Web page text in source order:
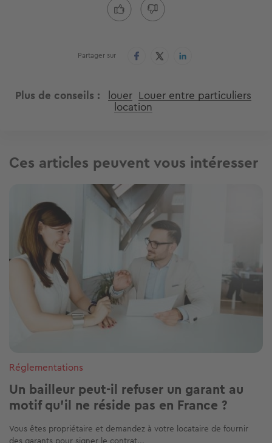
Partager sur
Plus de conseils louer Louer entre particuliers
location
Ces articles peuvent vous intéresser
Réglementations
Un bailleur peut-il refuser un garant au
motif qu'il ne réside pas en France ?
Vous êtes propriétaire et demandez à votre locataire de fournir